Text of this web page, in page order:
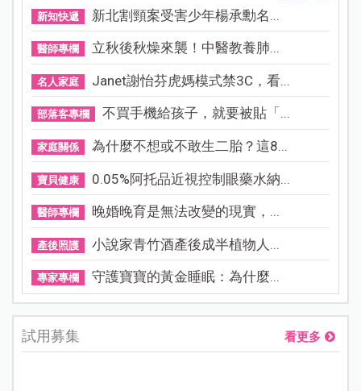
新知快遞 新北割頸案受害少年楊承勳名...
醫師專欄 立秋後秋燥來襲！中醫教養肺...
名人家庭 Janet謝怡芬虎媽模式禁3C，看...
部落客專欄 不買手機給孩子，就要被貼「...
家庭關係 為什麼不想或不敢生二胎？這8...
寶貝健康 0.05%阿托品近視控制眼藥水納...
醫師專欄 晚婚晚育是無法改變的現實，...
產後照護 小說家青竹酒產後成半植物人...
專家專欄 守護寶寶的黃金睡眠：為什麼...
試用募集 看更多